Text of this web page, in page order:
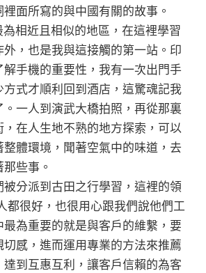
面所寫的與中國有關的故事。
相近且相似的地區，在這裡學習
，也是我與這接觸的第一站。印
手機的重要性，我有一次出門手
式才順利回到酒店，這驚魂記我
一人到演武大橋拍照，再從那裏
在人生地不熟的地方探索，可以
體環境，聞著空氣中的味道，去
些事。
分派到古田之行學習，這裡的領
都很好，也很用心跟我們說他們工
為重要的就是與客戶的維繫，要
感，進而運用專業的方法來推薦
到互惠互利，讓客戶信賴的為客